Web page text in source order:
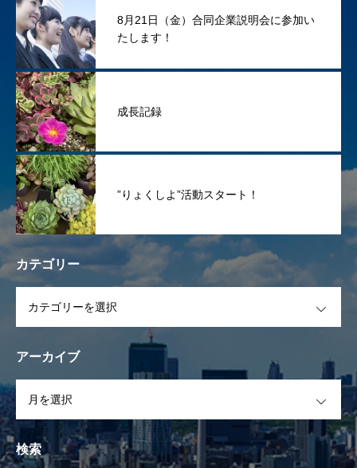
8月21日（金）合同企業説明会に参加い
たします！
成長記録
”りょくしよ”活動スタート！
カテゴリー
アーカイブ
検索